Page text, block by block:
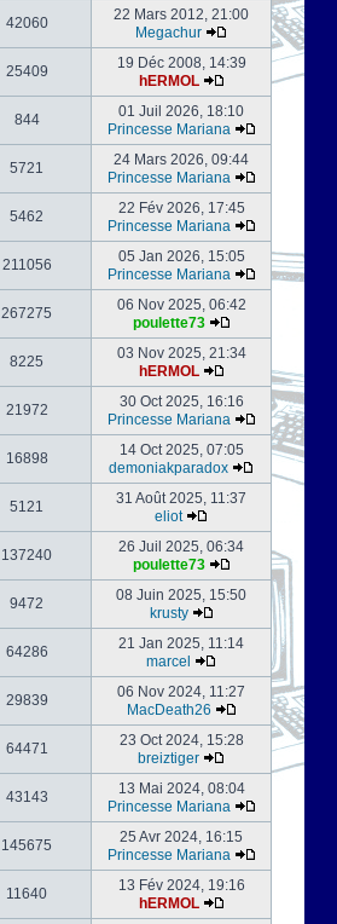
42060
22 Mars 2012, 21:00
Megachur
25409
19 Déc 2008, 14:39
hERMOL
844
01 Juil 2026, 18:10
Princesse Mariana
5721
24 Mars 2026, 09:44
Princesse Mariana
5462
22 Fév 2026, 17:45
Princesse Mariana
211056
05 Jan 2026, 15:05
Princesse Mariana
267275
06 Nov 2025, 06:42
poulette73
8225
03 Nov 2025, 21:34
hERMOL
21972
30 Oct 2025, 16:16
Princesse Mariana
16898
14 Oct 2025, 07:05
demoniakparadox
5121
31 Août 2025, 11:37
eliot
137240
26 Juil 2025, 06:34
poulette73
9472
08 Juin 2025, 15:50
krusty
64286
21 Jan 2025, 11:14
marcel
29839
06 Nov 2024, 11:27
MacDeath26
64471
23 Oct 2024, 15:28
breiztiger
43143
13 Mai 2024, 08:04
Princesse Mariana
145675
25 Avr 2024, 16:15
Princesse Mariana
11640
13 Fév 2024, 19:16
hERMOL